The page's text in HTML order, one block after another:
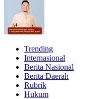
Trending
Internasional
Berita Nasional
Berita Daerah
Rubrik
Hukum